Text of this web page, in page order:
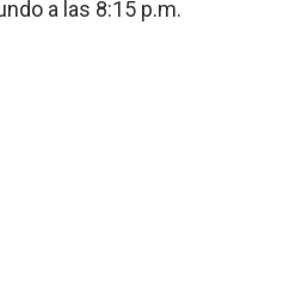
a las 8:15 p.m.